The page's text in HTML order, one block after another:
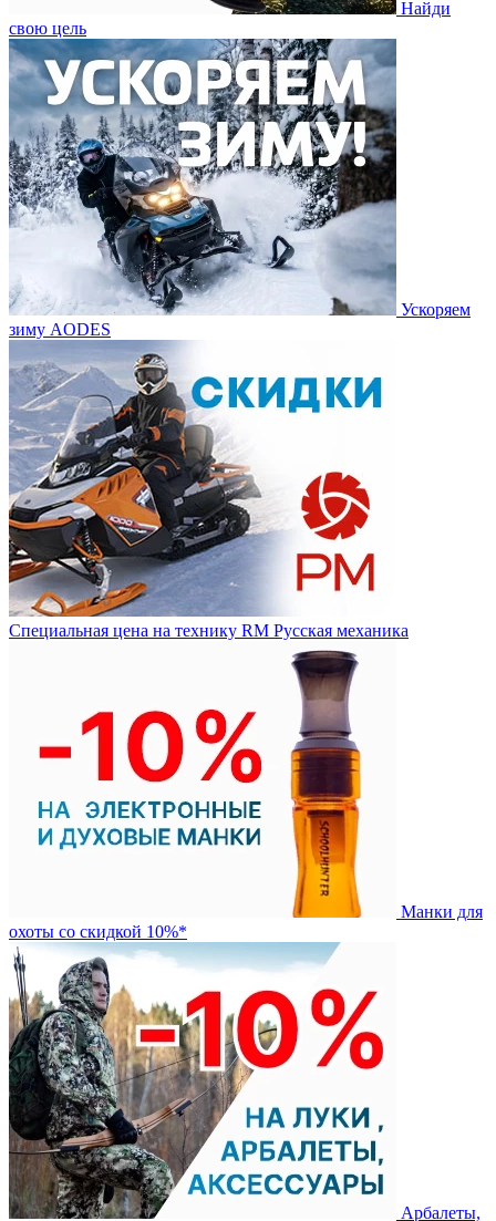
Найди
свою цель
Ускоряем
зиму AODES
Специальная цена на технику RM Русская механика
Манки для
охоты со скидкой 10%*
Арбалеты,